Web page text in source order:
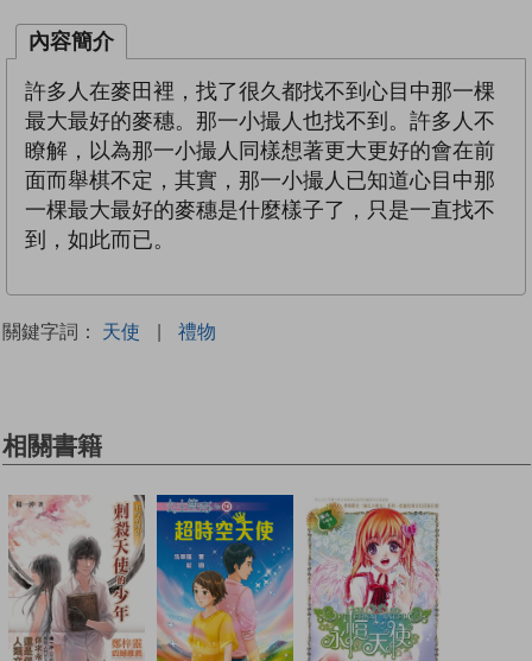
內容簡介
許多人在麥田裡，找了很久都找不到心目中那一棵
最大最好的麥穗。那一小撮人也找不到。許多人不
瞭解，以為那一小撮人同樣想著更大更好的會在前
面而舉棋不定，其實，那一小撮人已知道心目中那
一棵最大最好的麥穗是什麼樣子了，只是一直找不
到，如此而已。
關鍵字詞： 天使 | 禮物
相關書籍